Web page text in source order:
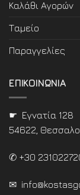
Καλάθι Αγορών
Ταμείο
Παραγγελίες
ΕΠΙΚΟΙΝΩΝΙΑ
☛ Εγνατία 128
54622,
✆ +30
✉